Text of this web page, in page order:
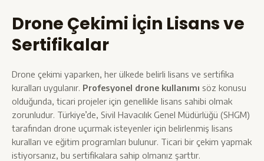
Drone Çekimi İçin Lisans ve
Sertifikalar
Drone çekimi yaparken, her ülkede belirli lisans ve sertifika
kuralları uygulanır. Profesyonel drone kullanımı söz konusu
olduğunda, ticari projeler için genellikle lisans sahibi olmak
zorunludur. Türkiye’de, Sivil Havacılık Genel Müdürlüğü (SHGM)
tarafından drone uçurmak isteyenler için belirlenmiş lisans
kuralları ve eğitim programları bulunur. Ticari bir çekim yapmak
istiyorsanız, bu sertifikalara sahip olmanız şarttır.